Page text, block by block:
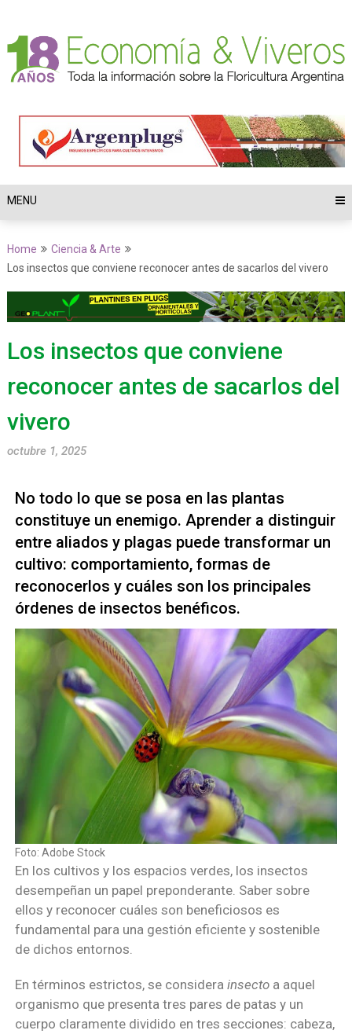
MENU
Home
Ciencia & Arte
Los insectos que conviene reconocer antes de sacarlos del vivero
Los insectos que conviene
reconocer antes de sacarlos del
vivero
octubre 1, 2025
No todo lo que se posa en las plantas
constituye un enemigo. Aprender a distinguir
entre aliados y plagas puede transformar un
cultivo: comportamiento, formas de
reconocerlos y cuáles son los principales
órdenes de insectos benéficos.
Foto: Adobe Stock
En los cultivos y los espacios verdes, los insectos
desempeñan un papel preponderante. Saber sobre
ellos y reconocer cuáles son beneficiosos es
fundamental para una gestión eficiente y sostenible
de dichos entornos.
En términos estrictos, se considera insectoa aquel
organismo que presenta tres pares de patas y un
cuerpo claramente dividido en tres secciones: cabeza,